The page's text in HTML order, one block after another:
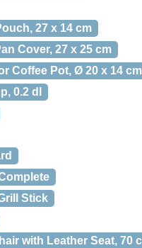
27 x 14 cm
Cover, 27 x 25 cm
Coffee Pot, Ø 20 x 14 cm
0.2 dl
Stick
with Leather Seat, 70